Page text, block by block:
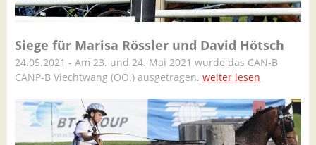
Siege für Marisa Rössler und David Hötsch
24.05.2021 - Am 23. und 24. Mai 2021 wurde das CAN-B
CANP-B Viechtwang (OÖ.) ausgetragen. weiter lesen